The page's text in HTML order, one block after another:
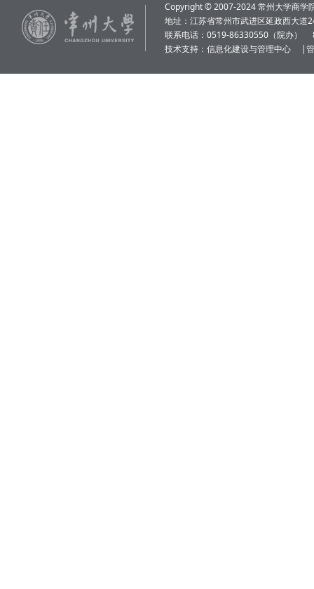
Copyright © 2007-2024 常州大学商学
地址：江苏省常州市武进区延政西大道
联系电话：0519-86330550（院办）
技术支持： 信息化建设与管理中心 |